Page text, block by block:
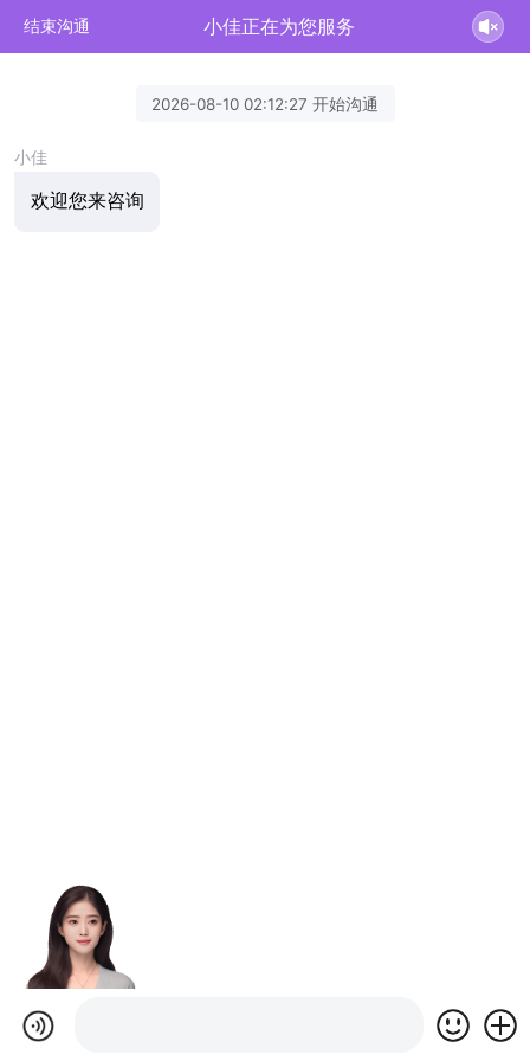
结束沟通 小佳正在为您服务
2026-08-10 02:12:27 开始沟通
小佳
欢迎您来咨询